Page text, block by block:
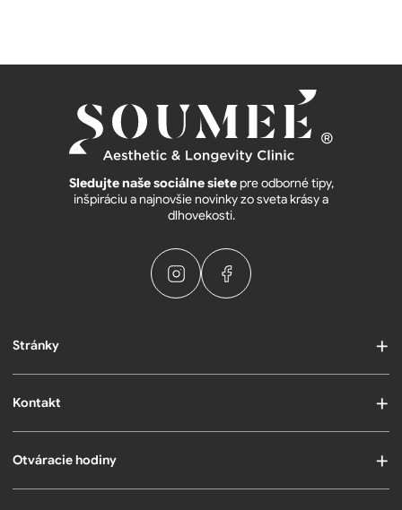
Sledujte naše sociálne sietepre odborné tipy,
inšpiráciu a najnovšie novinky zo sveta krásy a
dlhovekosti.
Stránky
Kontakt
Otváracie hodiny